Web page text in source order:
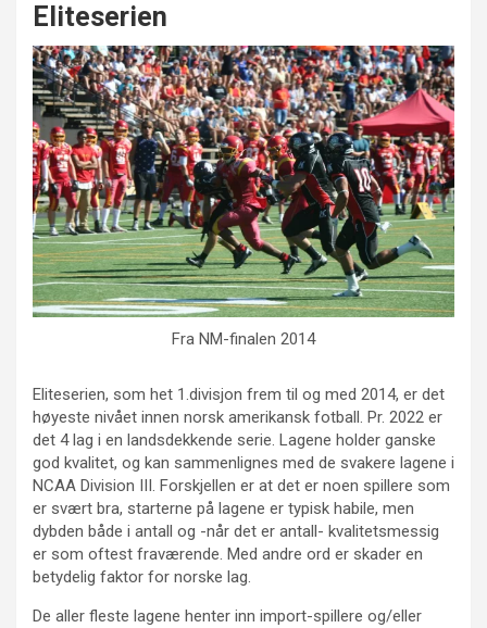
Eliteserien
Fra NM-finalen 2014
Eliteserien, som het 1.divisjon frem til og med 2014, er det
høyeste nivået innen norsk amerikansk fotball. Pr. 2022 er
det 4 lag i en landsdekkende serie. Lagene holder ganske
god kvalitet, og kan sammenlignes med de svakere lagene i
NCAA Division III. Forskjellen er at det er noen spillere som
er svært bra, starterne på lagene er typisk habile, men
dybden både i antall og -når det er antall- kvalitetsmessig
er som oftest fraværende. Med andre ord er skader en
betydelig faktor for norske lag.
De aller fleste lagene henter inn import-spillere og/eller